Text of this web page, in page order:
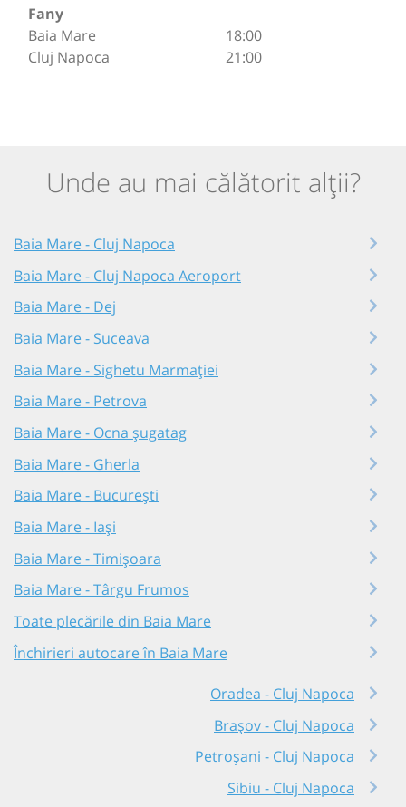
Fany
Baia Mare
Cluj Napoca
18:00
21:00
Unde au mai călătorit alții?
Baia Mare - Cluj Napoca
Baia Mare - Cluj Napoca Aeroport
Baia Mare - Dej
Baia Mare - Suceava
Baia Mare - Sighetu Marmației
Baia Mare - Petrova
Baia Mare - Ocna șugatag
Baia Mare - Gherla
Baia Mare - București
Baia Mare - Iași
Baia Mare - Timișoara
Baia Mare - Târgu Frumos
Toate plecările din Baia Mare
Închirieri autocare în Baia Mare
Oradea - Cluj Napoca
Brașov - Cluj Napoca
Petroșani - Cluj Napoca
Sibiu - Cluj Napoca